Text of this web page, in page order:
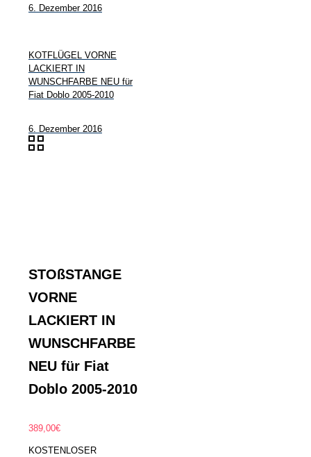
6. Dezember 2016
KOTFLÜGEL VORNE
LACKIERT IN
WUNSCHFARBE NEU für
Fiat Doblo 2005-2010
6. Dezember 2016
STOßSTANGE
VORNE
LACKIERT IN
WUNSCHFARBE
NEU für Fiat
Doblo 2005-2010
389,00€
KOSTENLOSER